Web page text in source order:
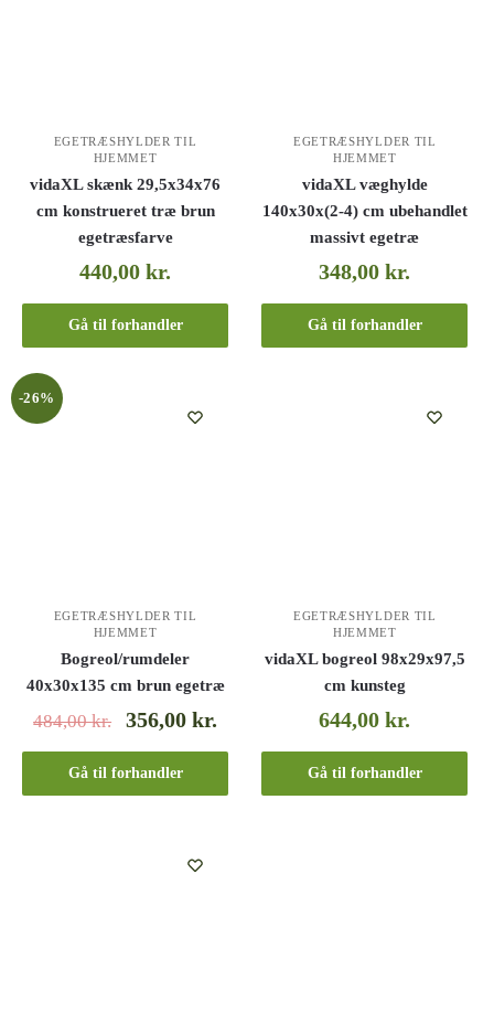
EGETRÆSHYLDER TIL
HJEMMET
vidaXL skænk 29,5x34x76
cm konstrueret træ brun
egetræsfarve
440,00kr.
Gå til forhandler
EGETRÆSHYLDER TIL
HJEMMET
vidaXL væghylde
140x30x(2-4) cm ubehandlet
massivt egetræ
348,00kr.
Gå til forhandler
-26%
EGETRÆSHYLDER TIL
HJEMMET
Bogreol/rumdeler
40x30x135 cm brun egetræ
484,00kr. 356,00kr.
Gå til forhandler
EGETRÆSHYLDER TIL
HJEMMET
vidaXL bogreol 98x29x97,5
cm kunsteg
644,00kr.
Gå til forhandler